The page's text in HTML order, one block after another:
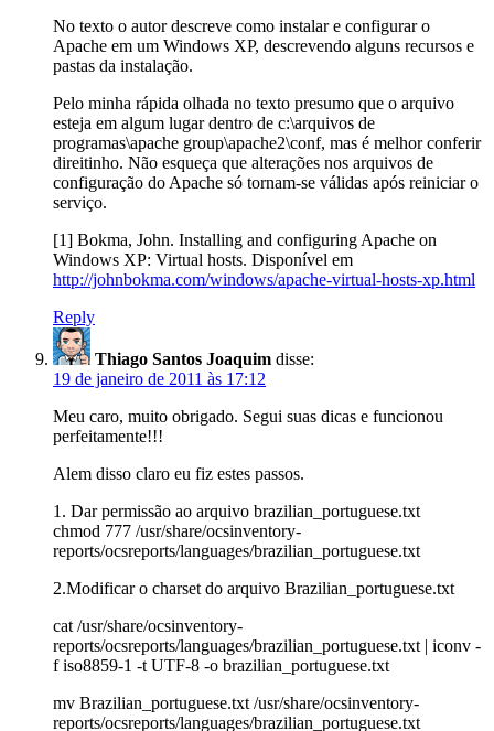
No texto o autor descreve como instalar e configurar o
Apache em um Windows XP, descrevendo alguns recursos e
pastas da instalação.
Pelo minha rápida olhada no texto presumo que o arquivo
esteja em algum lugar dentro de c:\arquivos de
programas\apache group\apache2\conf, mas é melhor conferir
direitinho. Não esqueça que alterações nos arquivos de
configuração do Apache só tornam-se válidas após reiniciar o
serviço.
[1] Bokma, John. Installing and configuring Apache on
Windows XP: Virtual hosts. Disponível em
http://johnbokma.com/windows/apache-virtual-hosts-xp.html
Reply
Thiago Santos Joaquim disse:
19 de janeiro de 2011 às 17:12
Meu caro, muito obrigado. Segui suas dicas e funcionou
perfeitamente!!!
Alem disso claro eu fiz estes passos.
1. Dar permissão ao arquivo brazilian_portuguese.txt
chmod 777 /usr/share/ocsinventory-
reports/ocsreports/languages/brazilian_portuguese.txt
2.Modificar o charset do arquivo Brazilian_portuguese.txt
cat /usr/share/ocsinventory-
reports/ocsreports/languages/brazilian_portuguese.txt | iconv -
f iso8859-1 -t UTF-8 -o brazilian_portuguese.txt
mv Brazilian_portuguese.txt /usr/share/ocsinventory-
reports/ocsreports/languages/brazilian_portuguese.txt